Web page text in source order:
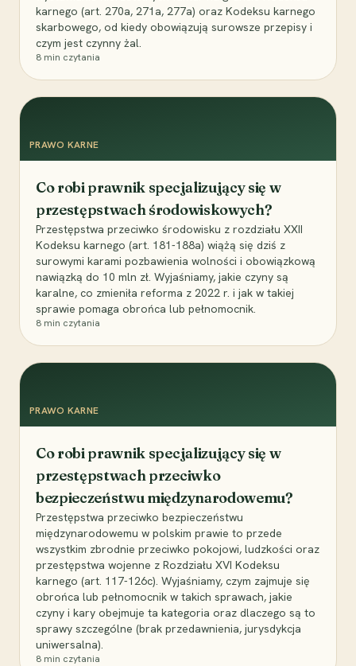
karnego (art. 270a, 271a, 277a) oraz Kodeksu karnego
skarbowego, od kiedy obowiązują surowsze przepisy i
czym jest czynny żal.
8 min czytania
PRAWO KARNE
Co robi prawnik specjalizujący się w
przestępstwach środowiskowych?
Przestępstwa przeciwko środowisku z rozdziału XXII
Kodeksu karnego (art. 181-188a) wiążą się dziś z
surowymi karami pozbawienia wolności i obowiązkową
nawiązką do 10 mln zł. Wyjaśniamy, jakie czyny są
karalne, co zmieniła reforma z 2022 r. i jak w takiej
sprawie pomaga obrońca lub pełnomocnik.
8 min czytania
PRAWO KARNE
Co robi prawnik specjalizujący się w
przestępstwach przeciwko
bezpieczeństwu międzynarodowemu?
Przestępstwa przeciwko bezpieczeństwu
międzynarodowemu w polskim prawie to przede
wszystkim zbrodnie przeciwko pokojowi, ludzkości oraz
przestępstwa wojenne z Rozdziału XVI Kodeksu
karnego (art. 117-126c). Wyjaśniamy, czym zajmuje się
obrońca lub pełnomocnik w takich sprawach, jakie
czyny i kary obejmuje ta kategoria oraz dlaczego są to
sprawy szczególne (brak przedawnienia, jurysdykcja
uniwersalna).
8 min czytania